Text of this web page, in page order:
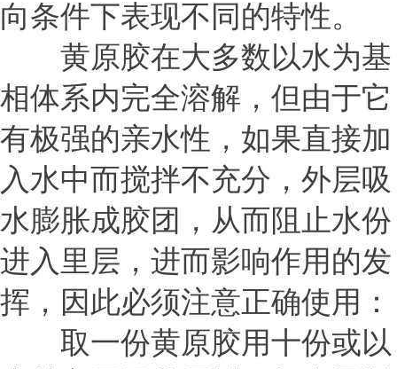
向条件下表现不同的特性。
黄原胶在大多数以水为基
相体系内完全溶解，但由于它
有极强的亲水性，如果直接加
入水中而搅拌不充分，外层吸
水膨胀成胶团，从而阻止水份
进入里层，进而影响作用的发
挥，因此必须注意正确使用：
取一份黄原胶用十份或以